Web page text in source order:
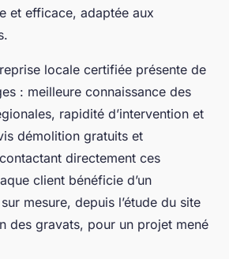
et efficace, adaptée aux
locale certifiée présente de
: meilleure connaissance des
rapidité d’intervention et
démolition gratuits et
directement ces
client bénéficie d’un
mesure, depuis l’étude du site
des gravats, pour un projet mené